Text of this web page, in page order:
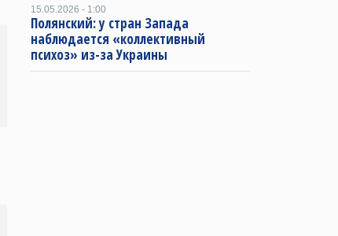
15.05.2026 - 1:00
Полянский: у стран Запада
наблюдается «коллективный
психоз» из-за Украины